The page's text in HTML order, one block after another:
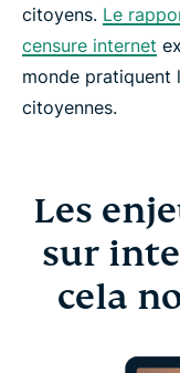
citoyens. Le
censure internet
monde pratiquent
citoyennes.
Les
sur
cela